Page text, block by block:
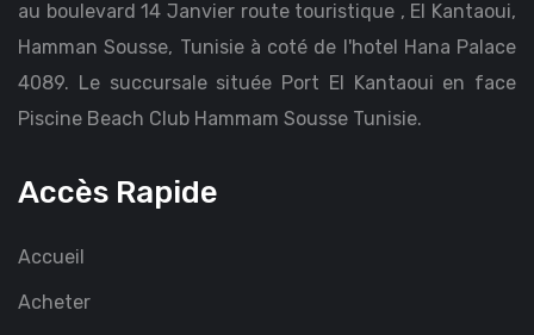
au boulevard 14 Janvier route touristique , El Kantaoui,
Hamman Sousse, Tunisie à coté de l'hotel Hana Palace
4089. Le succursale située Port El Kantaoui en face
Piscine Beach Club Hammam Sousse Tunisie.
Accès Rapide
Accueil
Acheter